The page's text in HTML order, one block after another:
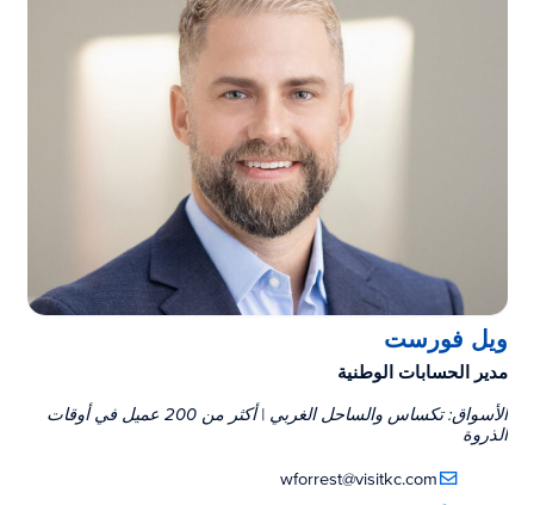
ويل فورست
مدير الحسابات الوطنية
الأسواق: تكساس والساحل الغربي | أكثر من 200 عميل في أوقات
الذروة
wforrest@visitkc.com